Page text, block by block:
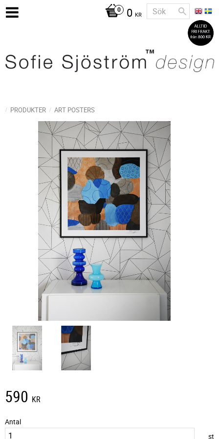
0 KR
PRODUKTER ART POSTERS
590 KR
Antal
st